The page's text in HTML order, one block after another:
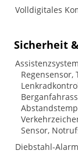
Volldigitales
Sicherheit
Sensor,
Diebstahl-